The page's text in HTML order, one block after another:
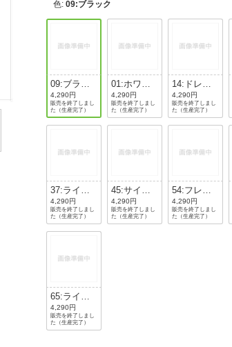
色:09:ブラック
09:ブラッ
ク
4,290円
販売を終了しまし
た（生産完了）
01:ホワイ
ト
4,290円
販売を終了しまし
た（生産完了）
14:ドレス
ネイビー
4,290円
販売を終了しまし
た（生産完了）
37:ライム
グリーン
4,290円
販売を終了しまし
た（生産完了）
45:サイバ
ーイエロー
4,290円
販売を終了しまし
た（生産完了）
54:フレイ
ムオレンジ
4,290円
販売を終了しまし
た（生産完了）
65:ライト
ピンク
4,290円
販売を終了しまし
た（生産完了）